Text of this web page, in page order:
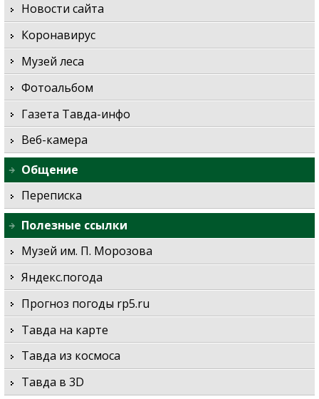
Новости сайта
Коронавирус
Музей леса
Фотоальбом
Газета Тавда-инфо
Веб-камера
Общение
Переписка
Полезные ссылки
Музей им. П. Морозова
Яндекс.погода
Прогноз погоды rp5.ru
Тавда на карте
Тавда из космоса
Тавда в 3D